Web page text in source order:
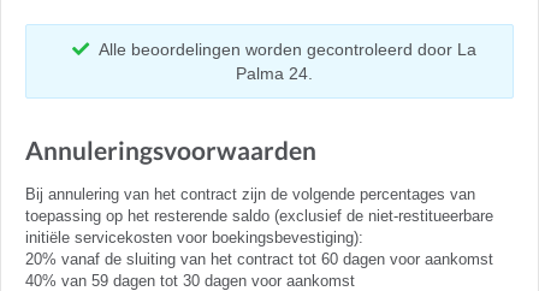
Alle beoordelingen worden gecontroleerd door La
Palma 24.
Annuleringsvoorwaarden
Bij annulering van het contract zijn de volgende percentages van
toepassing op het resterende saldo (exclusief de niet-restitueerbare
initiële servicekosten voor boekingsbevestiging):
20% vanaf de sluiting van het contract tot 60 dagen voor aankomst
40% van 59 dagen tot 30 dagen voor aankomst